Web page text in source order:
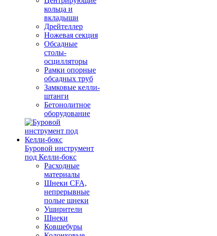
кольца и
вкладыши
Дрейтеллер
Ножевая секция
Обсадные
столы-
осцилляторы
Рамки опорные
обсадных труб
Замковые келли-
штанги
Бетонолитное
оборудование
Буровой инструмент
под Келли-бокс
Расходные
материалы
Шнеки CFA,
непрерывные
полые шнеки
Уширители
Шнеки
Ковшебуры